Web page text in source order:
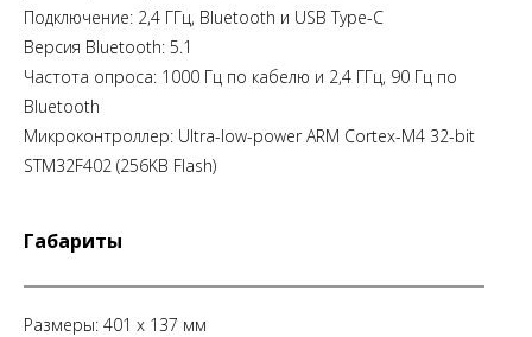
Подключение: 2,4 ГГц, Bluetooth и USB Type-C
Версия Bluetooth: 5.1
Частота опроса: 1000 Гц по кабелю и 2,4 ГГц, 90 Гц по
Bluetooth
Микроконтроллер: Ultra-low-power ARM Cortex-M4 32-bit
STM32F402 (256KB Flash)
Габариты
Размеры: 401 x 137 мм